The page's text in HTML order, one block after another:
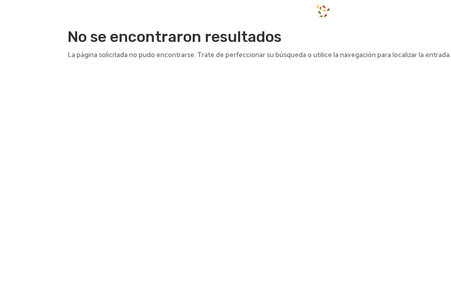
No se encontraron resultados
La página solicitada no pudo encontrarse. Trate de perfeccionar su búsqueda o utilice la navegación para localizar la entrada.